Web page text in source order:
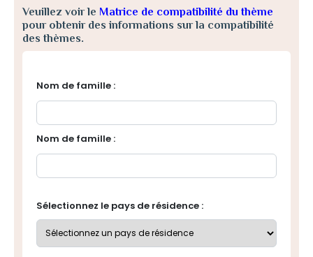
Veuillez voir le Matrice de compatibilité du thème
pour obtenir des informations sur la compatibilité
des thèmes.
Nom de famille :
Nom de famille :
Sélectionnez le pays de résidence :